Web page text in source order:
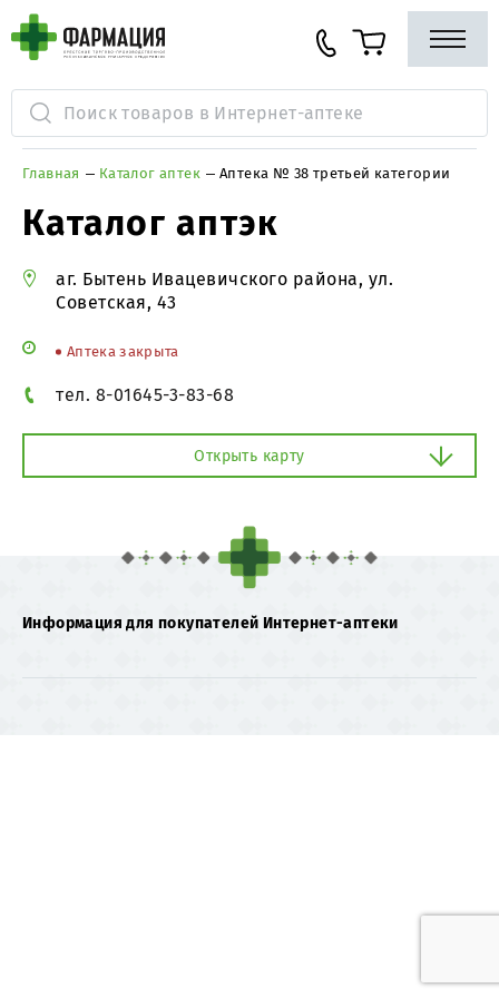
Главная Каталог аптек Аптека № 38 третьей категории
Каталог аптэк
аг. Бытень Ивацевичского района, ул.
Советская, 43
Аптека закрыта
тел. 8-01645-3-83-68
Открыть карту
Информация для покупателей Интернет-аптеки